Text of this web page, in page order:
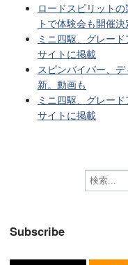
ロードスピリット
トで体験会も開催決
ミニ四駆、グレー
サイトに掲載
スピンバイパー、
新。動画も
ミニ四駆、グレー
サイトに掲載
Subscribe